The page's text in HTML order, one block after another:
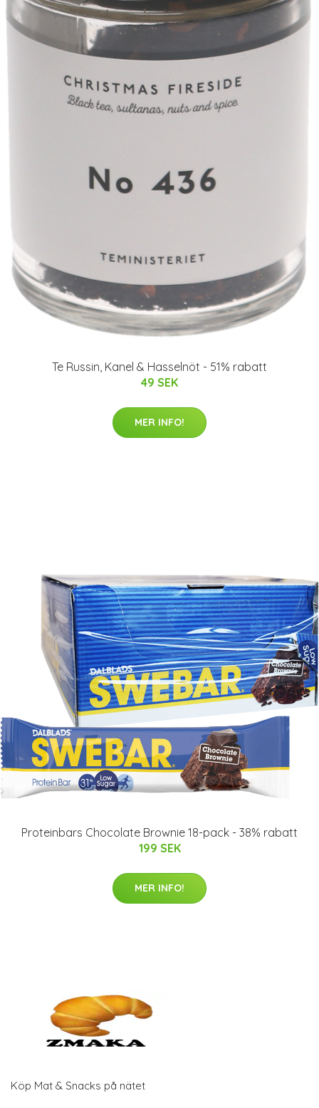
Te Russin, Kanel & Hasselnöt - 51% rabatt
49 SEK
MER INFO!
Proteinbars Chocolate Brownie 18-pack - 38% rabatt
199 SEK
MER INFO!
Köp Mat & Snacks på nätet